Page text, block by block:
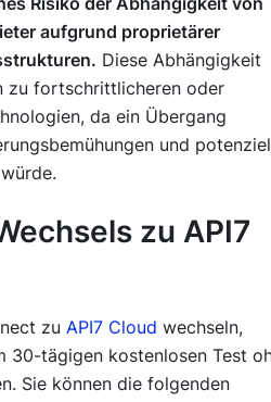
aufgrund proprietärer
Diese Abhängigkeit
zu fortschrittlicheren oder
da ein Übergang
und
zu API7
zu API7 Cloud wechseln,
30-tägigen kostenlosen Test
Sie können die folgenden